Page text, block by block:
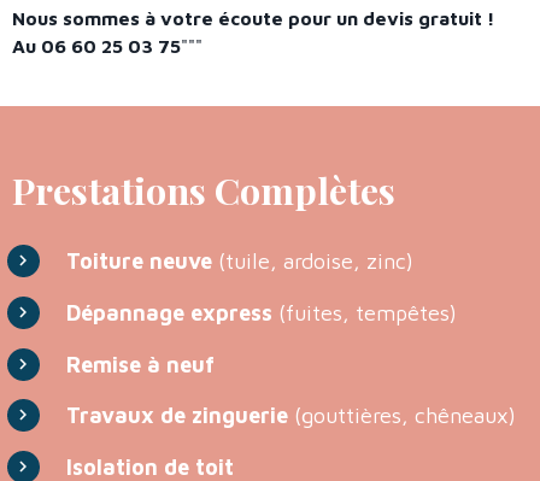
Nous sommes à votre écoute pour un devis gratuit !
Au 06 60 25 03 75"""
Prestations Complètes
Toiture neuve (tuile, ardoise, zinc)
Dépannage express (fuites, tempêtes)
Remise à neuf
Travaux de zinguerie (gouttières, chêneaux)
Isolation de toit